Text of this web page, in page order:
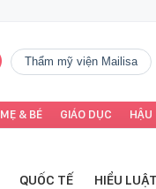
Thẩm mỹ viện Mailisa
MẸ & BÉ GIÁO DỤC HẬU
QUỐC TẾ HIỂU LUẬT